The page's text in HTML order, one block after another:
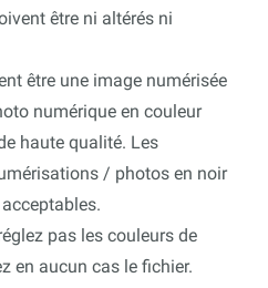
être ni altérés ni
être une image numérisée
numérique en couleur
haute qualité. Les
/ photos en noir
pas les couleurs de
en aucun cas le fichier.